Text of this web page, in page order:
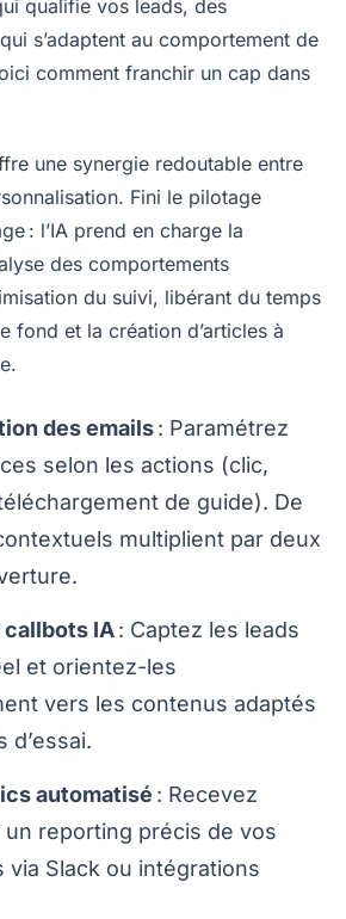
qualifie vos leads, des
s’adaptent au comportement de
comment franchir un cap dans
une synergie redoutable entre
Fini le pilotage
: l’IA prend en charge la
des comportements
du suivi, libérant du temps
fond et la création d’articles à
des emails: Paramétrez
selon les actions (clic,
de guide). De
multiplient par deux
IA: Captez les leads
et orientez-les
vers les contenus adaptés
d’essai.
automatisé : Recevez
un reporting précis de vos
via Slack ou intégrations